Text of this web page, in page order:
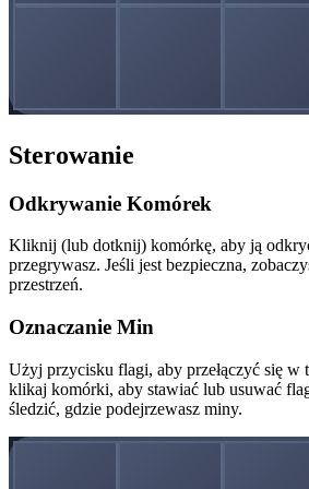
Sterowanie
Odkrywanie Komórek
Kliknij (lub dotknij) komórkę, aby ją
przegrywasz. Jeśli jest bezpieczna,
przestrzeń.
Oznaczanie Min
Użyj przycisku flagi, aby przełączyć się w
klikaj komórki, aby stawiać lub usuwać
śledzić, gdzie podejrzewasz miny.